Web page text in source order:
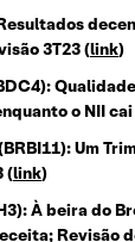
3T23 (link)
o NII cai
Um
(link)
À beira do
Revisão